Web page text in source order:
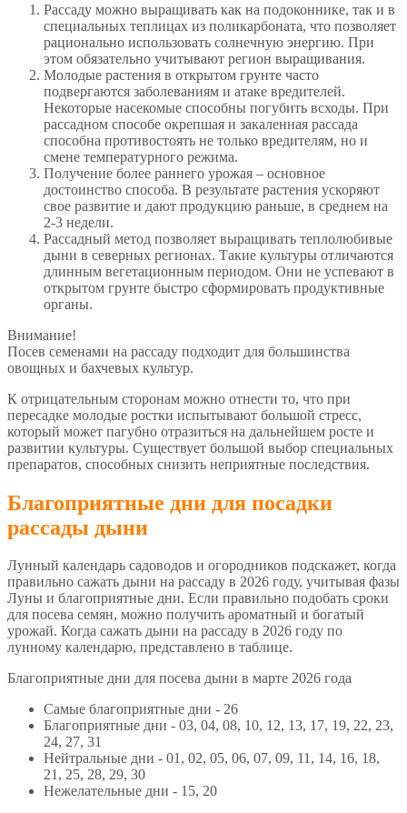
Рассаду можно выращивать как на подоконнике, так и в
специальных теплицах из поликарбоната, что позволяет
рационально использовать солнечную энергию. При
этом обязательно учитывают регион выращивания.
Молодые растения в открытом грунте часто
подвергаются заболеваниям и атаке вредителей.
Некоторые насекомые способны погубить всходы. При
рассадном способе окрепшая и закаленная рассада
способна противостоять не только вредителям, но и
смене температурного режима.
Получение более раннего урожая – основное
достоинство способа. В результате растения ускоряют
свое развитие и дают продукцию раньше, в среднем на
2-3 недели.
Рассадный метод позволяет выращивать теплолюбивые
дыни в северных регионах. Такие культуры отличаются
длинным вегетационным периодом. Они не успевают в
открытом грунте быстро сформировать продуктивные
органы.
Внимание!
Посев семенами на рассаду подходит для большинства
овощных и бахчевых культур.
К отрицательным сторонам можно отнести то, что при
пересадке молодые ростки испытывают большой стресс,
который может пагубно отразиться на дальнейшем росте и
развитии культуры. Существует большой выбор специальных
препаратов, способных снизить неприятные последствия.
Благоприятные дни для посадки
рассады дыни
Лунный календарь садоводов и огородников подскажет, когда
правильно сажать дыни на рассаду в 2026 году, учитывая фазы
Луны и благоприятные дни. Если правильно подобать сроки
для посева семян, можно получить ароматный и богатый
урожай. Когда сажать дыни на рассаду в 2026 году по
лунному календарю, представлено в таблице.
Благоприятные дни для посева дыни в марте 2026 года
Самые благоприятные дни - 26
Благоприятные дни - 03, 04, 08, 10, 12, 13, 17, 19, 22, 23,
24, 27, 31
Нейтральные дни - 01, 02, 05, 06, 07, 09, 11, 14, 16, 18,
21, 25, 28, 29, 30
Нежелательные дни - 15, 20